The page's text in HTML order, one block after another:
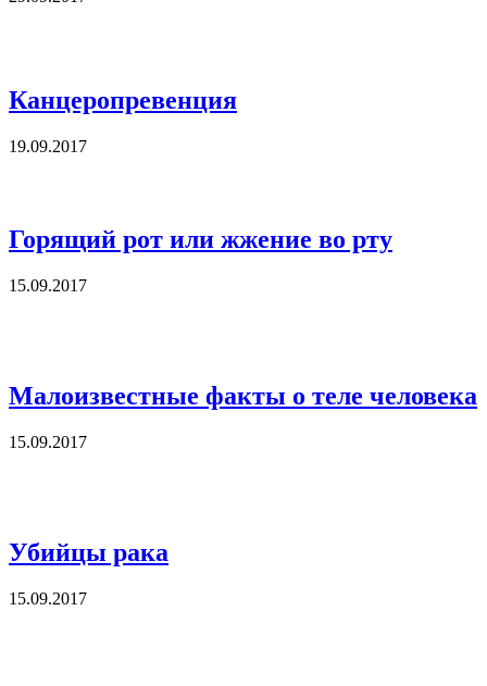
Канцеропревенция
19.09.2017
Горящий рот или жжение во рту
15.09.2017
Малоизвестные факты о теле человека
15.09.2017
Убийцы рака
15.09.2017